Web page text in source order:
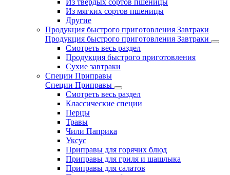
Из твердых сортов пшеницы
Из мягких сортов пшеницы
Другие
Продукция быстрого приготовления Завтраки
Продукция быстрого приготовления Завтраки
Смотреть весь раздел
Продукция быстрого приготовления
Сухие завтраки
Специи Приправы
Специи Приправы
Смотреть весь раздел
Классические специи
Перцы
Травы
Чили Паприка
Уксус
Приправы для горячих блюд
Приправы для гриля и шашлыка
Приправы для салатов